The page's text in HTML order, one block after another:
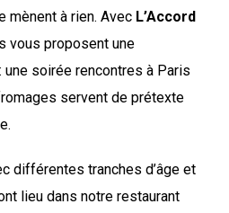
mènent à rien. Avec L’Accord
vous proposent une
une soirée rencontres à Paris
servent de prétexte
différentes tranches d’âge et
lieu dans notre restaurant